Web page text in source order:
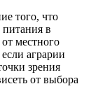
того, что
в
местного
аграрии
зрения
от выбора